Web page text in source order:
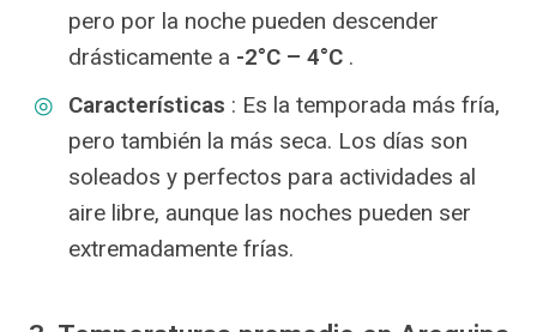
pero por la noche pueden descender
drásticamente a -2°C – 4°C .
Características : Es la temporada más fría,
pero también la más seca. Los días son
soleados y perfectos para actividades al
aire libre, aunque las noches pueden ser
extremadamente frías.